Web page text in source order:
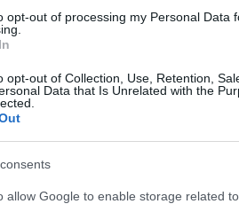
opt-out of processing my Personal Data
opt-out of Collection, Use, Retention,
Data that Is Unrelated with the
allow Google to enable storage related
από reCAPTCHA, ισχύουν
Πολιτική